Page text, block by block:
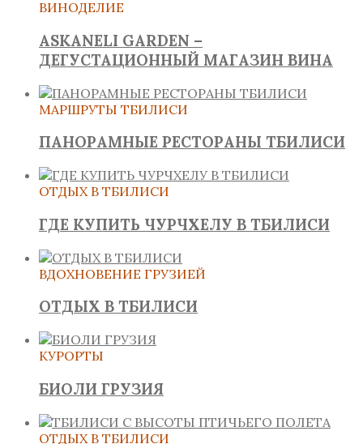
ВИНОДЕЛИЕ
ASKANELI GARDEN –
ДЕГУСТАЦИОННЫЙ МАГАЗИН ВИНА
МАРШРУТЫ ТБИЛИСИ
ПАНОРАМНЫЕ РЕСТОРАНЫ ТБИЛИСИ
ОТДЫХ В ТБИЛИСИ
ГДЕ КУПИТЬ ЧУРЧХЕЛУ В ТБИЛИСИ
ВДОХНОВЕНИЕ ГРУЗИЕЙ
ОТДЫХ В ТБИЛИСИ
КУРОРТЫ
БИОЛИ ГРУЗИЯ
ОТДЫХ В ТБИЛИСИ